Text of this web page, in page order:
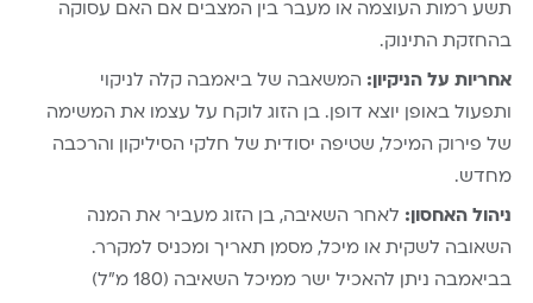
תשע רמות העוצמה או מעבר בין המצבים אם האם עסוקה
בהחזקת התינוק.
אחריות על הניקיון: המשאבה של ביאמבה קלה לניקוי
ותפעול באופן יוצא דופן. בן הזוג לוקח על עצמו את המשימה
של פירוק המיכל, שטיפה יסודית של חלקי הסיליקון והרכבה
מחדש.
ניהול האחסון: לאחר השאיבה, בן הזוג מעביר את המנה
השאובה לשקית או מיכל, מסמן תאריך ומכניס למקרר.
בביאמבה ניתן להאכיל ישר ממיכל השאיבה (180 מ”ל)